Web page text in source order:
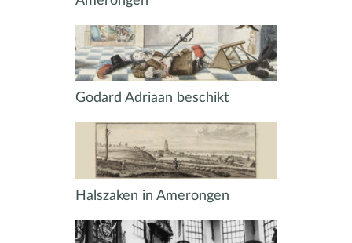
Godard Adriaan beschikt
Halszaken in Amerongen